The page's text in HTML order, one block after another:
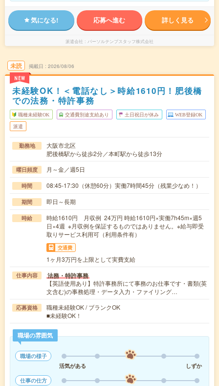
気になる! 応募へ進む 詳しく見る
派遣会社 パーソルテンプスタッフ株式会社
未読
NEW
掲載日 2026/08/06
未経験OK！＜電話なし＞時給1610円！肥後橋
での法務・特許事務
職種未経験OK 交通費別途支給あり 土日祝日が休み WEB登録OK
派遣
勤務地
大阪市北区
肥後橋駅から徒歩2分／本町駅から徒歩13分
曜日頻度 月～金／週5日
時間 08:45-17:30（休憩60分）実働7時間45分（残業少なめ！）
期間 即日～長期
時給
時給1610円 月収例 24万円 時給1610円×実働7h45m×週5
日×4週 ※月収例を保証するものではありません。※給与即受
取りサービス利用可（利用条件有）
交通費
1ヶ月3万円を上限として実費支給
仕事内容 法務・特許事務
【英語使用あり】特許事務所にて事務のお仕事です・書類(英
文含む)の事務処理・データ入力・ファイリング…
応募資格
職種未経験OK / ブランクOK
■未経験OK！
職場の雰囲気
職場の様子
活気がある
しずか
仕事の仕方